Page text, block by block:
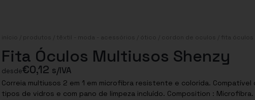
início produtos têxtil - moda - acessórios ótico cordon de oculos / fita
Fita Óculos Multiusos Shenzy
desde€0,12 s/IVA
Correia multiusos 2 em 1 em microfibra resistente e colorida.
tipos de vidros e com pano de limpeza incluído. Composition : Microfibra.